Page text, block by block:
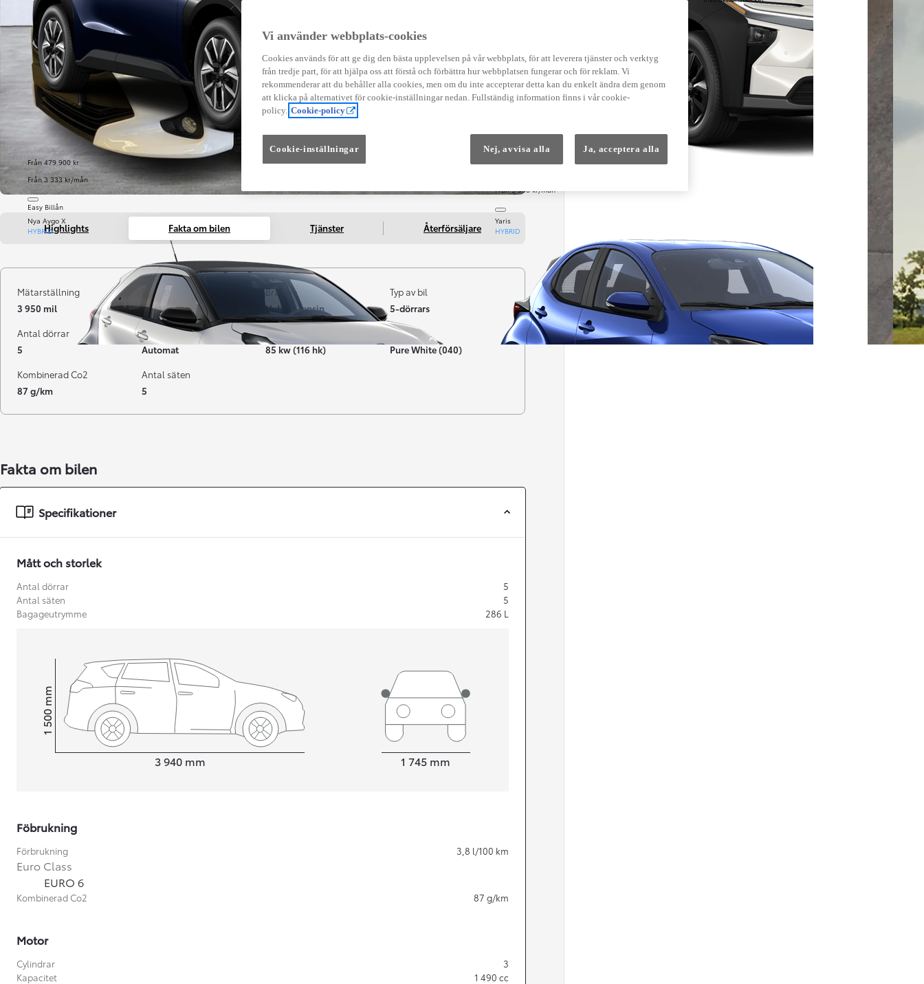
Från 479 900 kr
Från 3 333 kr/mån
Easy Billån
Från 3 958 kr/mån
Nya Aygo X
HYBRID
Från 238 900 kr
Yaris
HYBRID
GR Yaris
Från 599 900 kr
Från 324 900 kr
Nya Corolla Cross
HYBRID
Toyota C-HR
HYBRID & LADDHYBRID
Highlights Fakta om bilen Tjänster Återförsäljare
Mätarställning
3 950 mil
Registrerad
02-2024
Bränsle
Hybrid Bensin
Typ av bil
5-dörrars
Antal dörrar
5
Växellåda
Automat
Effekt
85 kw (116 hk)
Färg
Pure White (040)
Kombinerad Co2
87 g/km
Antal säten
5
Fakta om bilen
Specifikationer
Mått och storlek
Antal dörrar
5
Antal säten
5
Bagageutrymme
286 L
3 940 mm
Height1 500
mm
1 745 mm
Föbrukning
Förbrukning 3,8 l/100 km
Euro Class
EURO 6
Kombinerad Co2 87 g/km
Motor
Cylindrar
3
Kapacitet
1 490 cc
Vi använder webbplats-cookies
Cookies används för att ge dig den bästa upplevelsen på vår webbplats, för att leverera tjänster och verktyg
från tredje part, för att hjälpa oss att förstå och förbättra hur webbplatsen fungerar och för reklam. Vi
rekommenderar att du behåller alla cookies, men om du inte accepterar detta kan du enkelt ändra dem genom
att klicka på alternativet för cookie-inställningar nedan. Fullständig information finns i vår cookie-
policy. Cookie-policy
Cookie-inställningar Nej, avvisa alla Ja, acceptera alla